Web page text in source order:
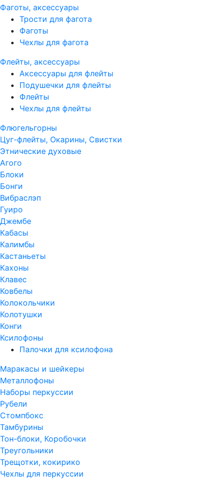
Фаготы, аксессуары
Трости для фагота
Фаготы
Чехлы для фагота
Флейты, аксессуары
Аксессуары для флейты
Подушечки для флейты
Флейты
Чехлы для флейты
Флюгельгорны
Цуг-флейты, Окарины, Свистки
Этнические духовые
Агого
Блоки
Бонги
Вибраслэп
Гуиро
Джембе
Кабасы
Калимбы
Кастаньеты
Кахоны
Клавес
Ковбелы
Колокольчики
Колотушки
Конги
Ксилофоны
Палочки для ксилофона
Маракасы и шейкеры
Металлофоны
Наборы перкуссии
Рубели
Стомпбокс
Тамбурины
Тон-блоки, Коробочки
Треугольники
Трещотки, кокирико
Чехлы для перкуссии